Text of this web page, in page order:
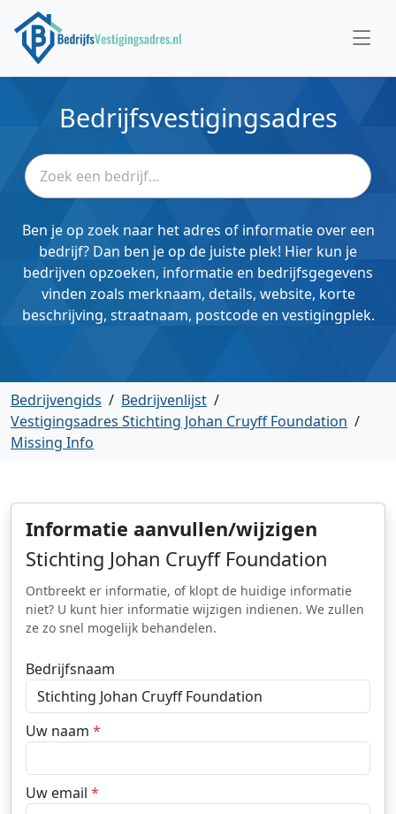
Bedrijfsvestigingsadres
Ben je op zoek naar het adres of informatie over een
bedrijf? Dan ben je op de juiste plek! Hier kun je
bedrijven opzoeken, informatie en bedrijfsgegevens
vinden zoals merknaam, details, website, korte
beschrijving, straatnaam, postcode en vestigingplek.
Bedrijvengids / Bedrijvenlijst /
Vestigingsadres Stichting Johan Cruyff Foundation /
Missing Info
Informatie aanvullen/wijzigen
Stichting Johan Cruyff Foundation
Ontbreekt er informatie, of klopt de huidige informatie
niet? U kunt hier informatie wijzigen indienen. We zullen
ze zo snel mogelijk behandelen.
Bedrijfsnaam
Uw naam *
Uw email *